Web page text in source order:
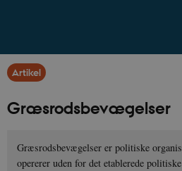
Artikel
Græsrodsbevægelser
Græsrodsbevægelser er politiske
opererer uden for det etablerede